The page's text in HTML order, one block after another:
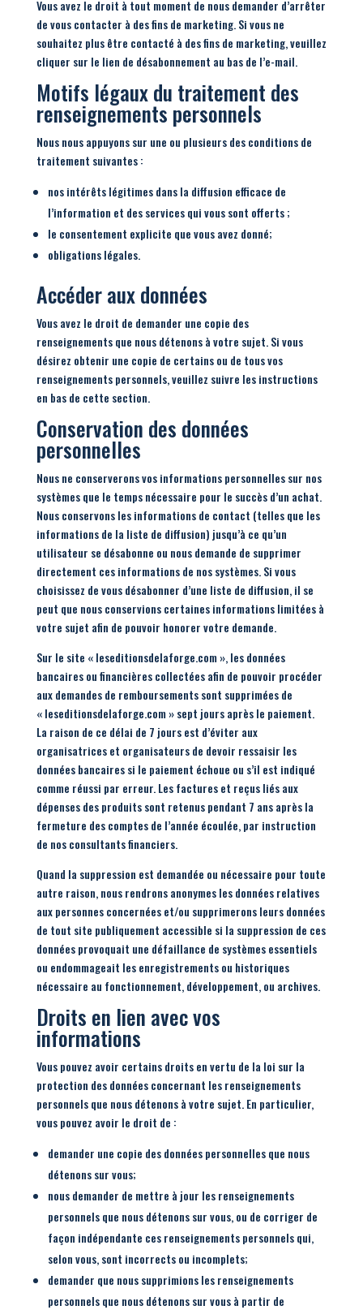
Vous avez le droit à tout moment de nous demander d’arrêter
de vous contacter à des fins de marketing. Si vous ne
souhaitez plus être contacté à des fins de marketing, veuillez
cliquer sur le lien de désabonnement au bas de l’e-mail.
Motifs légaux du traitement des
renseignements personnels
Nous nous appuyons sur une ou plusieurs des conditions de
traitement suivantes :
nos intérêts légitimes dans la diffusion efficace de
l’information et des services qui vous sont offerts ;
le consentement explicite que vous avez donné;
obligations légales.
Accéder aux données
Vous avez le droit de demander une copie des
renseignements que nous détenons à votre sujet. Si vous
désirez obtenir une copie de certains ou de tous vos
renseignements personnels, veuillez suivre les instructions
en bas de cette section.
Conservation des données
personnelles
Nous ne conserverons vos informations personnelles sur nos
systèmes que le temps nécessaire pour le succès d’un achat.
Nous conservons les informations de contact (telles que les
informations de la liste de diffusion) jusqu’à ce qu’un
utilisateur se désabonne ou nous demande de supprimer
directement ces informations de nos systèmes. Si vous
choisissez de vous désabonner d’une liste de diffusion, il se
peut que nous conservions certaines informations limitées à
votre sujet afin de pouvoir honorer votre demande.
Sur le site « leseditionsdelaforge.com », les données
bancaires ou financières collectées afin de pouvoir procéder
aux demandes de remboursements sont supprimées de
« leseditionsdelaforge.com » sept jours après le paiement.
La raison de ce délai de 7 jours est d’éviter aux
organisatrices et organisateurs de devoir ressaisir les
données bancaires si le paiement échoue ou s’il est indiqué
comme réussi par erreur. Les factures et reçus liés aux
dépenses des produits sont retenus pendant 7 ans après la
fermeture des comptes de l’année écoulée, par instruction
de nos consultants financiers.
Quand la suppression est demandée ou nécessaire pour toute
autre raison, nous rendrons anonymes les données relatives
aux personnes concernées et/ou supprimerons leurs données
de tout site publiquement accessible si la suppression de ces
données provoquait une défaillance de systèmes essentiels
ou endommageait les enregistrements ou historiques
nécessaire au fonctionnement, développement, ou archives.
Droits en lien avec vos
informations
Vous pouvez avoir certains droits en vertu de la loi sur la
protection des données concernant les renseignements
personnels que nous détenons à votre sujet. En particulier,
vous pouvez avoir le droit de :
demander une copie des données personnelles que nous
détenons sur vous;
nous demander de mettre à jour les renseignements
personnels que nous détenons sur vous, ou de corriger de
façon indépendante ces renseignements personnels qui,
selon vous, sont incorrects ou incomplets;
demander que nous supprimions les renseignements
personnels que nous détenons sur vous à partir de